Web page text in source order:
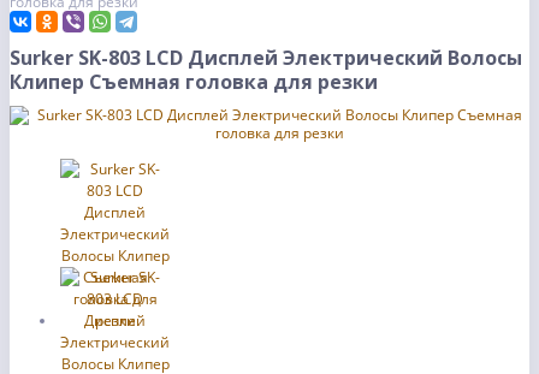
Surker SK-803 LCD Дисплей Электрический Волосы
Клипер Съемная головка для резки